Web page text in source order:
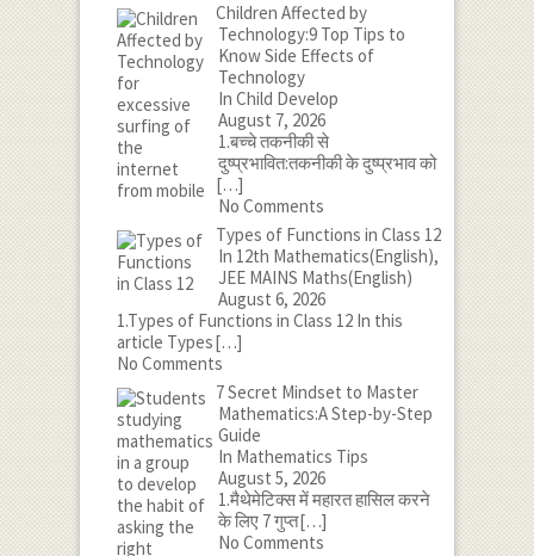
Children Affected by
Technology:9 Top Tips to
Know Side Effects of
Technology
In Child Develop
August 7, 2026
1.बच्चे तकनीकी से
दुष्प्रभावित:तकनीकी के दुष्प्रभाव को
[…]
No Comments
Types of Functions in Class 12
In 12th Mathematics(English),
JEE MAINS Maths(English)
August 6, 2026
1.Types of Functions in Class 12 In this
article Types[…]
No Comments
7 Secret Mindset to Master
Mathematics:A Step-by-Step
Guide
In Mathematics Tips
August 5, 2026
1.मैथेमेटिक्स में महारत हासिल करने
के लिए 7 गुप्त[…]
No Comments